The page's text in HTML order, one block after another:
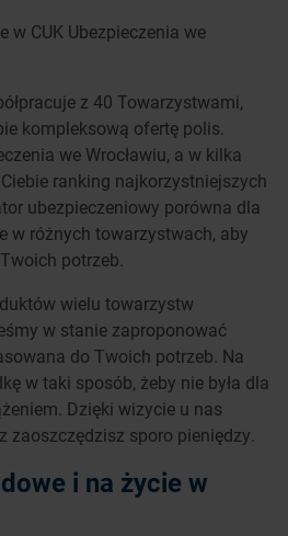
w CUK Ubezpieczenia we
z 40 Towarzystwami,
kompleksową ofertę polis.
we Wrocławiu, a w kilka
ranking najkorzystniejszych
ubezpieczeniowy porówna dla
w różnych towarzystwach, aby
potrzeb.
wielu towarzystw
w stanie zaproponować
do Twoich potrzeb. Na
w taki sposób, żeby nie była dla
Dzięki wizycie u nas
zaoszczędzisz sporo pieniędzy.
i na życie w